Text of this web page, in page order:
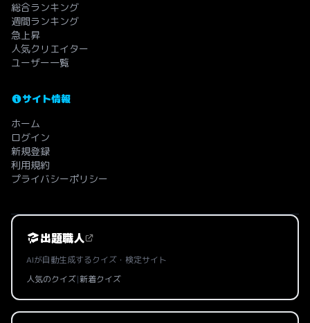
総合ランキング
週間ランキング
急上昇
人気クリエイター
ユーザー一覧
サイト情報
ホーム
ログイン
新規登録
利用規約
プライバシーポリシー
出題職人
AIが自動生成するクイズ・検定サイト
人気のクイズ|新着クイズ